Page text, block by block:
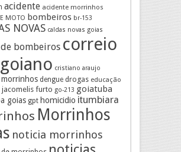
acidente acidente morrinhos
MOTO bombeiros br-153
NOVAS caldas novas goias
bombeiros correio
cristiano araujo
morrinhos dengue drogas educação
furto go-213 goiatuba
goias gpt homicidio itumbiara
Morrinhos
noticia morrinhos